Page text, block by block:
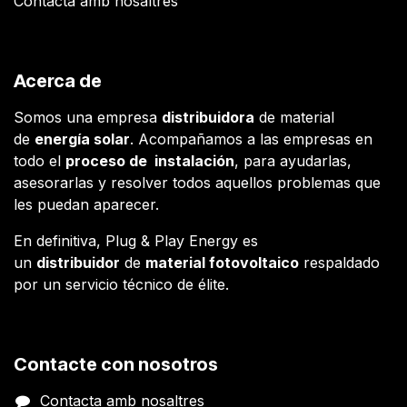
Acerca de
Somos una empresa distribuidora de material
de energía solar. Acompañamos a las empresas en
todo el proceso de instalación, para ayudarlas,
asesorarlas y resolver todos aquellos problemas que
les puedan aparecer.
En definitiva, Plug & Play Energy es
un distribuidor de material fotovoltaico respaldado
por un servicio técnico de élite.
Contacte con nosotros
Contacta amb nosaltres